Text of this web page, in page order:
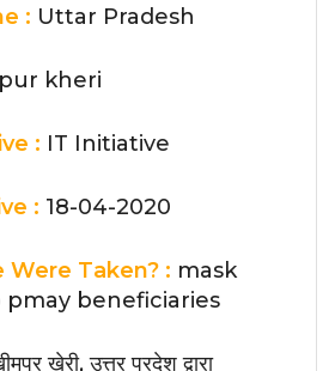
: Uttar Pradesh
kheri
: IT Initiative
: 18-04-2020
Taken? : mask
beneficiaries
खेरी, उत्तर प्रदेश द्वारा